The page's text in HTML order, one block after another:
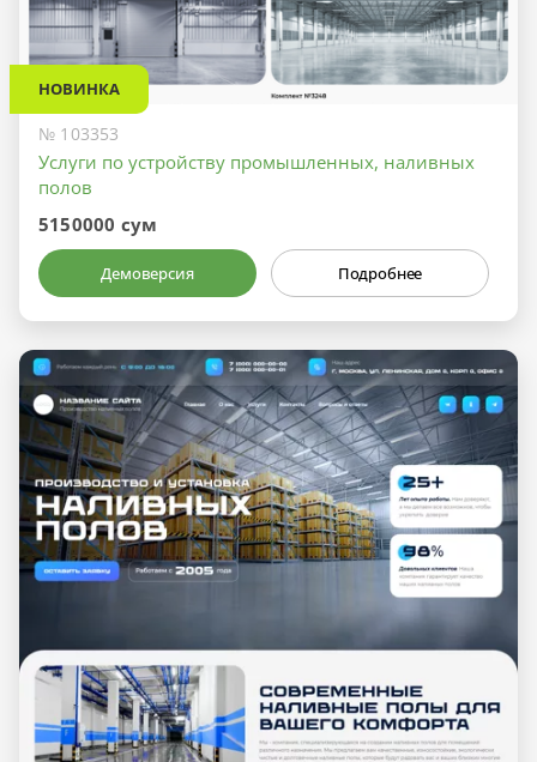
НОВИНКА
№ 103353
Услуги по устройству промышленных, наливных
полов
5150000 сум
Демоверсия Подробнее